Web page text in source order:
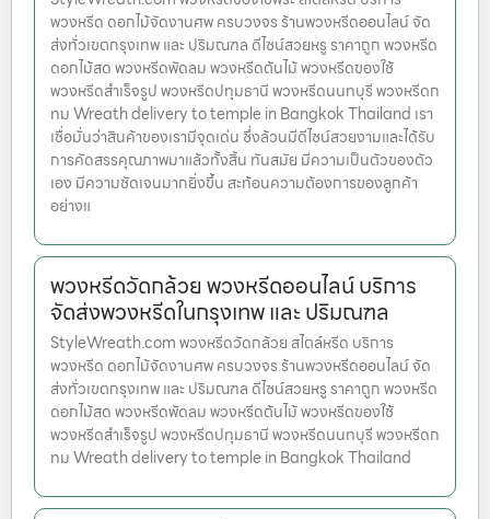
พวงหรีด ดอกไม้จัดงานศพ ครบวงจร ร้านพวงหรีดออนไลน์ จัด
ส่งทั่วเขตกรุงเทพ และ ปริมณฑล ดีไซน์สวยหรู ราคาถูก พวงหรีด
ดอกไม้สด พวงหรีดพัดลม พวงหรีดต้นไม้ พวงหรีดของใช้
พวงหรีดสำเร็จรูป พวงหรีดปทุมธานี พวงหรีดนนทบุรี พวงหรีดก
ทม Wreath delivery to temple in Bangkok Thailand เรา
เชื่อมั่นว่าสินค้าของเรามีจุดเด่น ซึ่งล้วนมีดีไซน์สวยงามและได้รับ
การคัดสรรคุณภาพมาแล้วทั้งสิ้น ทันสมัย มีความเป็นตัวของตัว
เอง มีความชัดเจนมากยิ่งขึ้น สะท้อนความต้องการของลูกค้า
อย่างแ
พวงหรีดวัดกล้วย พวงหรีดออนไลน์ บริการ
จัดส่งพวงหรีดในกรุงเทพ และ ปริมณฑล
StyleWreath.com พวงหรีดวัดกล้วย สไตล์หรีด บริการ
พวงหรีด ดอกไม้จัดงานศพ ครบวงจร ร้านพวงหรีดออนไลน์ จัด
ส่งทั่วเขตกรุงเทพ และ ปริมณฑล ดีไซน์สวยหรู ราคาถูก พวงหรีด
ดอกไม้สด พวงหรีดพัดลม พวงหรีดต้นไม้ พวงหรีดของใช้
พวงหรีดสำเร็จรูป พวงหรีดปทุมธานี พวงหรีดนนทบุรี พวงหรีดก
ทม Wreath delivery to temple in Bangkok Thailand